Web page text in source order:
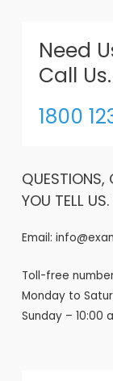
Need
Call Us.
1800
QUESTIONS,
YOU TELL
Email:
Toll-free
Monday to
Sunday – 10:00